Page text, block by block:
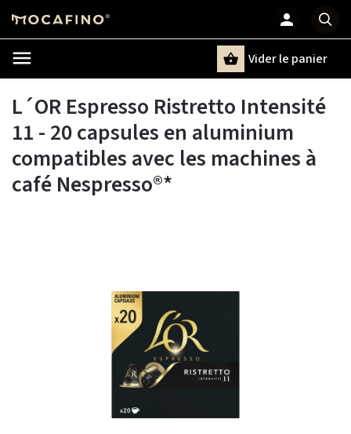
Chercher
Vider le panier
L´OR Espresso Ristretto Intensité
11 - 20 capsules en aluminium
compatibles avec les machines à
café Nespresso®*